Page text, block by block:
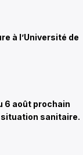
à l’Université de
6 août prochain
situation sanitaire.